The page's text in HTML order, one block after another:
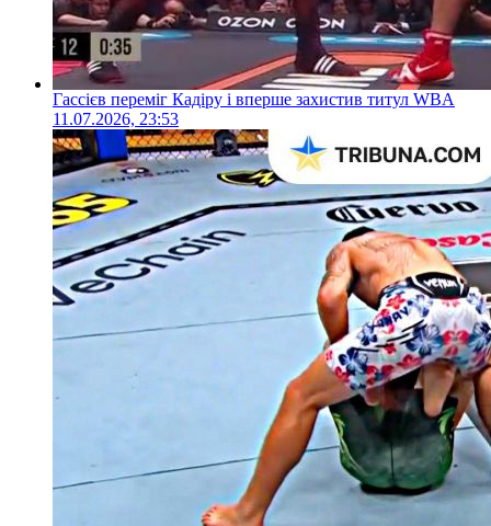
Гассієв переміг Кадіру і вперше захистив титул WBA
11.07.2026, 23:53